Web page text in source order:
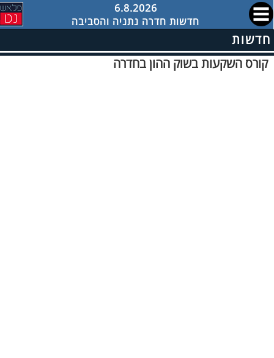
6.8.2026
חדשות חדרה נתניה והסביבה
חדשות
קורס השקעות בשוק ההון בחדרה